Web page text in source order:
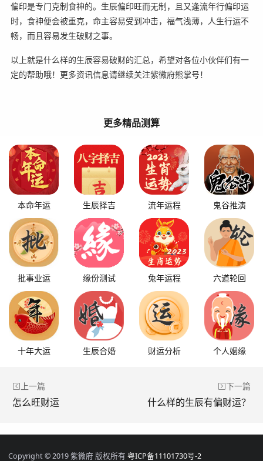
偏印是专门克制食神的。生辰偏印旺而无制，且又逢流年行偏印运
时，食神便会被重克，命主容易受到冲击，福气浅薄，人生行运不
畅，而且容易发生破财之事。
以上就是什么样的生辰容易破财的汇总，希望对各位小伙伴们有一
定的帮助哦！更多资讯信息请继续关注紫微府熊掌号！
更多精品测算
本命年运 生辰择吉 流年运程 鬼谷推演
批事业运 缘份测试 兔年运程 六道轮回
十年大运 生辰合婚 财运分析 个人姻缘
上一篇
怎么旺财运
下一篇
什么样的生辰有偏财运？
Copyright © 2019 紫微府 版权所有 粤ICP备11101730号-2